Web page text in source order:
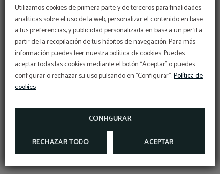
Utilizamos cookies de primera parte y de terceros para finalidades
analíticas sobre el uso de la web, personalizar el contenido en base
a tus preferencias, y publicidad personalizada en base a un perfil a
partir de la recopilación de tus hábitos de navegación. Para más
información puedes leer nuestra política de cookies. Puedes
aceptar todas las cookies mediante el botón “Aceptar” o puedes
configurar o rechazar su uso pulsando en “Configurar”.Política de
cookies
CONFIGURAR
RECHAZAR TODO ACEPTAR
Consiga siempre el mejor precio reservando a través de
nuestra web oficial.
RESERVAR
PROMOCIONES